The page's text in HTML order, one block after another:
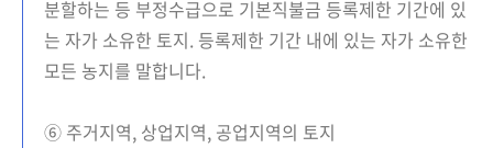
분할하는 등 부정수급으로 기본직불금 등록제한 기간에 있
는 자가 소유한 토지. 등록제한 기간 내에 있는 자가 소유한
모든 농지를 말합니다.
⑥ 주거지역, 상업지역, 공업지역의 토지